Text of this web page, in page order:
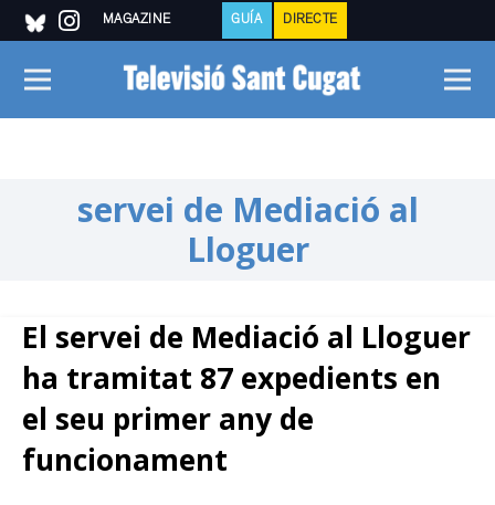
MAGAZINE GUÍA DIRECTE
servei de Mediació al
Lloguer
El servei de Mediació al Lloguer
ha tramitat 87 expedients en
el seu primer any de
funcionament